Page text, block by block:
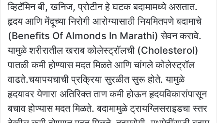
व्हिटॅमिन बी, खनिज, प्रोटीन हे घटक बदामामध्ये असतात.
हृदय आणि मेंदूच्या निरोगी आरोग्यासाठी नियमितपणे बदामाचे
(Benefits Of Almonds In Marathi) सेवन करावे.
यामुळे शरीरातील खराब कोलेस्ट्रॉलची (Cholesterol)
पातळी कमी होण्यास मदत मिळते आणि चांगले कोलेस्ट्रॉल
वाढते.चयापयचाची प्रक्रिया सुरळीत सुरू होते. यामुळे
हृदयावर येणारा अतिरिक्त ताण कमी होऊन हृदयविकारांपासून
बचाव होण्यास मदत मिळते. बदामामुळे ट्रायग्लिसराइडचा स्तर